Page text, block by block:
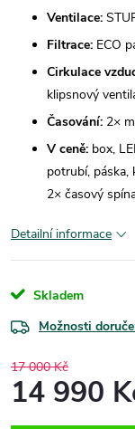
Ventilace:
Filtrace: ECO
Cirkulace
klipsnový
Časování: 2×
V ceně: box,
potrubí, páska,
2× časový
Detailní informace
Skladem
Možnosti
17 000 Kč
14 990